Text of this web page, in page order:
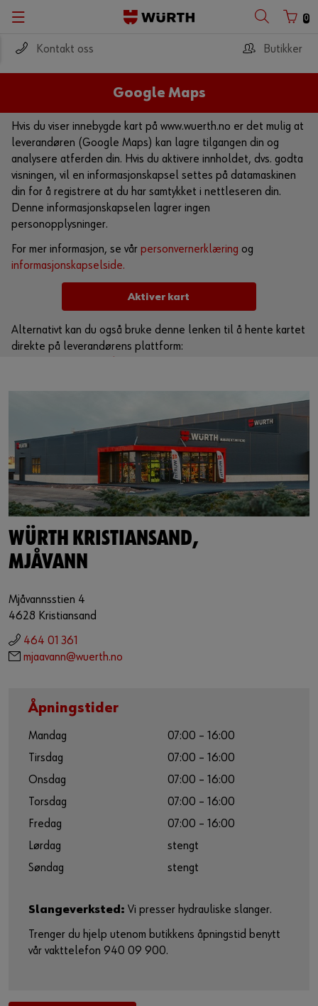
0
Kontakt oss Butikker
Google Maps
Hvis du viser innebygde kart på www.wuerth.no er det mulig at
leverandøren (Google Maps) kan lagre tilgangen din og
analysere atferden din. Hvis du aktivere innholdet, dvs. godta
visningen, vil en informasjonskapsel settes på datamaskinen
din for å registrere at du har samtykket i nettleseren din.
Denne informasjonskapselen lagrer ingen
personopplysninger.
For mer informasjon, se vår personvernerklæring og
informasjonskapselside.
Aktiver kart
Alternativt kan du også bruke denne lenken til å hente kartet
direkte på leverandørens plattform:
WÜRTH KRISTIANSAND,
MJÅVANN
Mjåvannsstien 4
4628 Kristiansand
464 01 361
mjaavann@wuerth.no
Åpningstider
Mandag
07:00 – 16:00
Tirsdag
07:00 – 16:00
Onsdag
07:00 – 16:00
Torsdag
07:00 – 16:00
Fredag
07:00 – 16:00
Lørdag
stengt
Søndag
stengt
Slangeverksted: Vi presser hydrauliske slanger.
Trenger du hjelp utenom butikkens åpningstid benytt
vår vakttelefon 940 09 900.